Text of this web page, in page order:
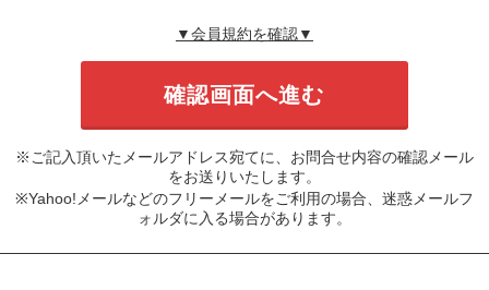
▼会員規約を確認▼
※ご記入頂いたメールアドレス宛てに、お問合せ内容の確認メール
をお送りいたします。
※Yahoo!メールなどのフリーメールをご利用の場合、迷惑メールフ
ォルダに入る場合があります。